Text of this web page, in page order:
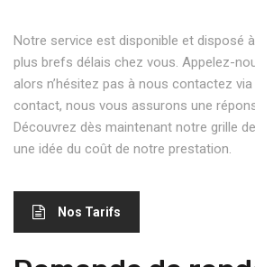
Notre service est disponible et disposé
plus brefs délais chez vous. Appelez-
alors n’hésitez pas à nous contactez
contact, nous vous assurons une
Découvrez dès maintenant notre grille
une idée du coût de notre prestation.
Nos Tarifs